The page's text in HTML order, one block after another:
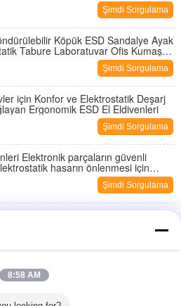
Şimdi Sorgulama
Köpük ESD Sandalye Ayak
Tabure Laboratuvar Ofis Kumaş
Şimdi Sorgulama
için Konfor ve Elektrostatik Deşarj
Ergonomik ESD El Eldivenleri
Şimdi Sorgulama
Elektronik parçaların güvenli
hasarın önlenmesi için
Şimdi Sorgulama
yüzey çift PVC Anti Yorgunluk
Yorgunluk Zemin Çarşafı Kabuk
8:58 AM